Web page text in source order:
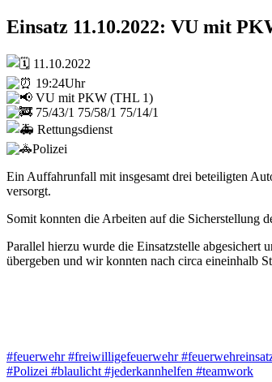
Einsatz 11.10.2022: VU mit
11.10.2022
19:24Uhr
VU mit PKW (THL 1)
75/43/1 75/58/1 75/14/1
Rettungsdienst
Polizei
Ein Auffahrunfall mit insgesamt drei beteiligten
versorgt.
Somit konnten die Arbeiten auf die Sicherstellung
Parallel hierzu wurde die Einsatzstelle abgesichert
übergeben und wir konnten nach circa eineinhalb
#feuerwehr#freiwilligefeuerwehr
#Polizei #blaulicht #jederkannhelfen #teamwork